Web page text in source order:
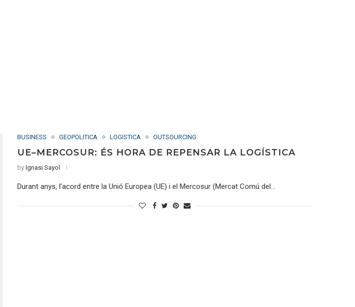
BUSINESS GEOPOLITICA LOGISTICA OUTSOURCING
UE–MERCOSUR: ÉS HORA DE REPENSAR LA LOGÍSTICA
byIgnasi Sayol
Durant anys, l’acord entre la Unió Europea (UE) i el Mercosur (Mercat Comú del…